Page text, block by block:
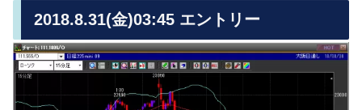
2018.8.31(金)03:45 エントリー